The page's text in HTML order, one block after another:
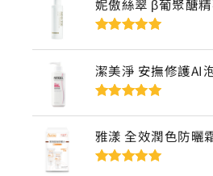
妮傲絲翠 β葡聚醣
5
潔美淨 安撫修護AI
5
雅漾 全效潤色防曬